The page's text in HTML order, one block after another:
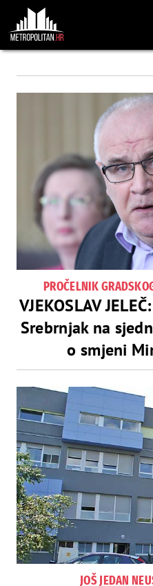
PROČELNIK
VJEKOSLAV
Srebrnjak na
o smjeni
JOŠ JEDAN